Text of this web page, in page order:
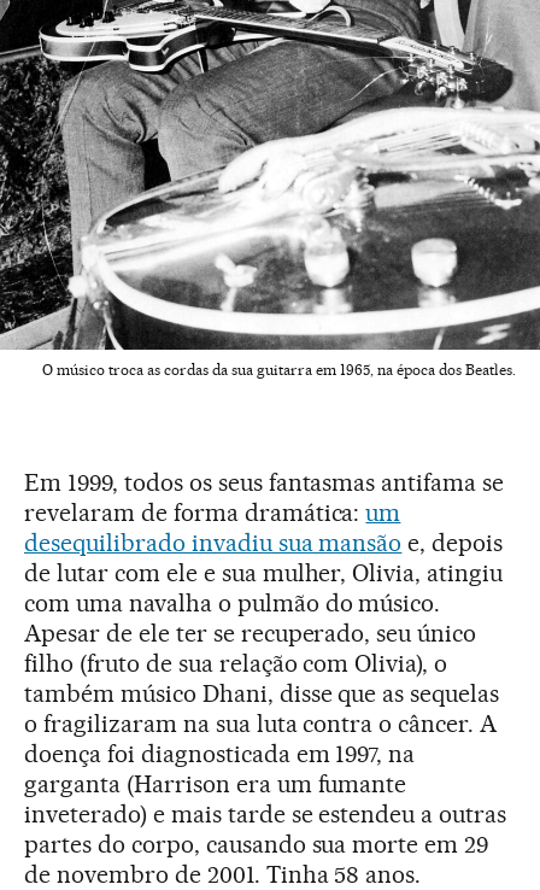
O músico troca as cordas da sua guitarra em 1965, na época dos Beatles.
Em 1999, todos os seus fantasmas antifama se
revelaram de forma dramática:um
desequilibrado invadiu sua mansão e, depois
de lutar com ele e sua mulher, Olivia, atingiu
com uma navalha o pulmão do músico.
Apesar de ele ter se recuperado, seu único
filho (fruto de sua relação com Olivia), o
também músico Dhani, disse que as sequelas
o fragilizaram na sua luta contra o câncer. A
doença foi diagnosticada em 1997, na
garganta (Harrison era um fumante
inveterado) e mais tarde se estendeu a outras
partes do corpo, causando sua morte em 29
de novembro de 2001. Tinha 58 anos.